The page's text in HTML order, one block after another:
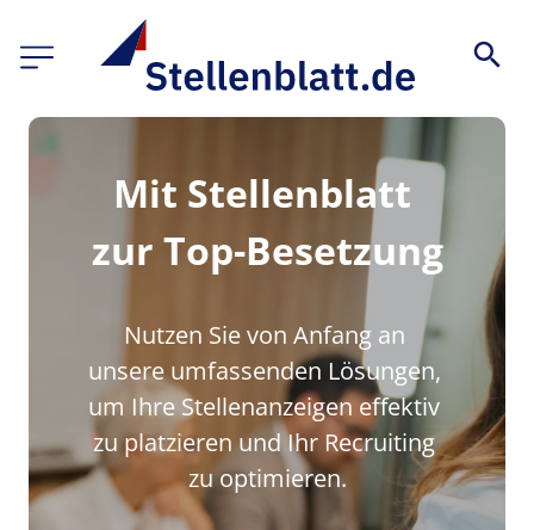
Mit Stellenblatt
zur Top-Besetzung
Nutzen Sie von Anfang an
unsere umfassenden Lösungen,
um Ihre Stellenanzeigen effektiv
zu platzieren und Ihr Recruiting
zu optimieren.